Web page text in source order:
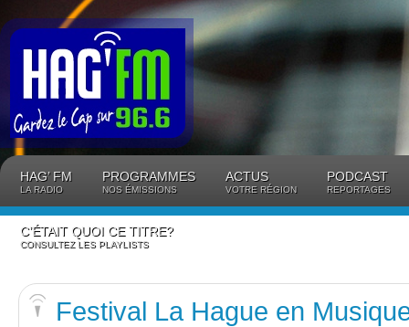
HAG’ FM
LA RADIO
PROGRAMMES
NOS ÉMISSIONS
ACTUS
VOTRE RÉGION
PODCAST
REPORTAGES
C’ÉTAIT QUOI CE TITRE?
CONSULTEZ LES PLAYLISTS
Festival La Hague en
Panneau de gestion des cookies